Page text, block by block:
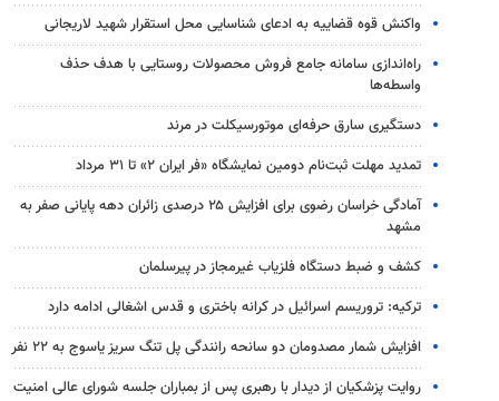
واکنش قوه قضاییه به ادعای شناسایی محل استقرار شهید لاریجانی
راه‌اندازی سامانه جامع فروش محصولات روستایی با هدف حذف
واسطه‌ها
دستگیری سارق حرفه‌ای موتورسیکلت در مرند
تمدید مهلت ثبت‌نام دومین نمایشگاه «فر ایران ۲» تا ۳۱ مرداد
آمادگی خراسان رضوی برای افزایش ۲۵ درصدی زائران دهه پایانی صفر به
مشهد
کشف و ضبط دستگاه فلزیاب غیرمجاز در پیرسلمان
ترکیه: تروریسم اسرائیل در کرانه باختری و قدس اشغالی ادامه دارد
افزایش شمار مصدومان دو سانحه رانندگی پل تنگ سریز یاسوج به ۲۲ نفر
روایت پزشکیان از دیدار با رهبری پس از بمباران جلسه شورای عالی امنیت